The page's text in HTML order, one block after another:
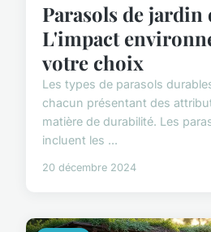
Parasols de jardin
L'impact
votre choix
Les types de parasols
chacun présentant des
matière de durabilité. Les
incluent les ...
20 décembre 2024